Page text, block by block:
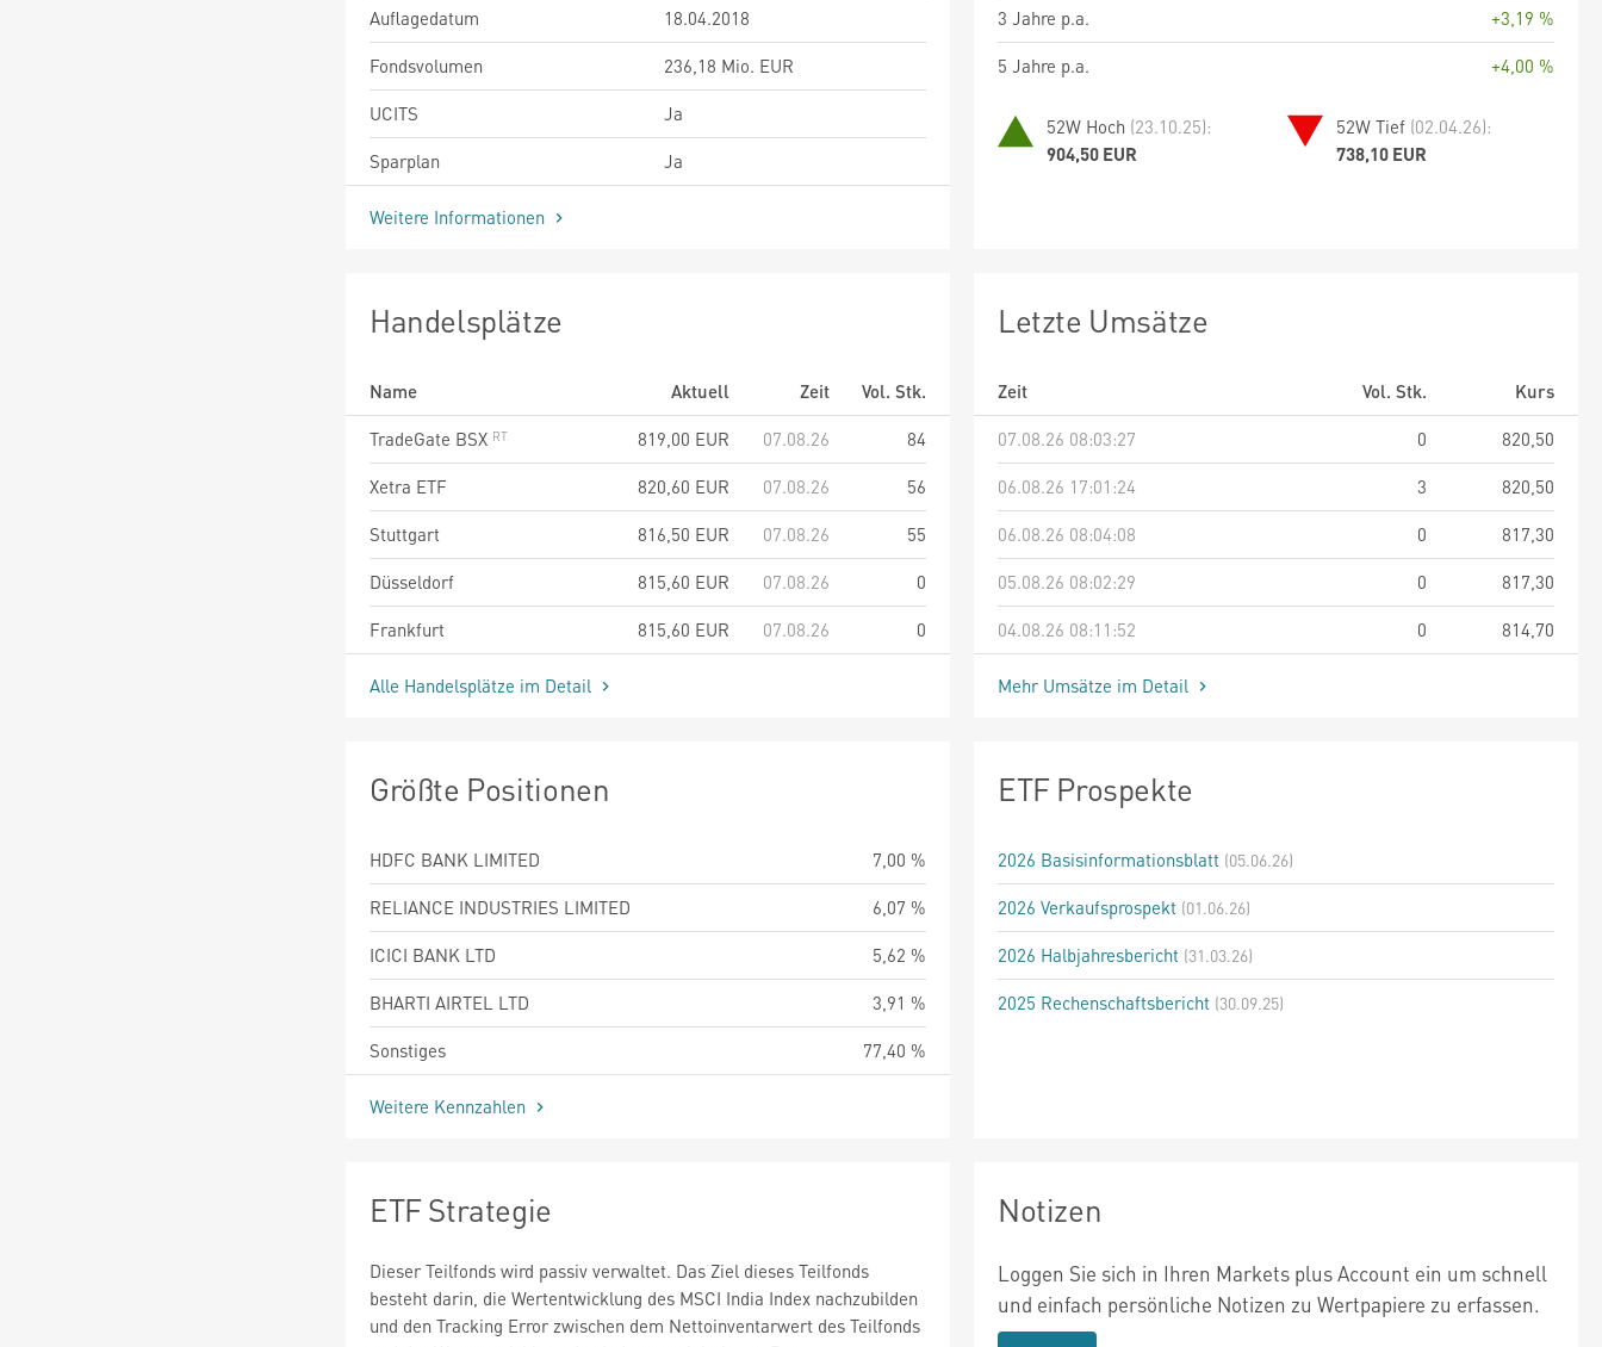
Auflagedatum
18.04.2018
Fondsvolumen
236,18 Mio. EUR
UCITS
Ja
Sparplan
Ja
Weitere Informationen
3 Jahre p.a.
+3,19 %
5 Jahre p.a.
+4,00 %
52W Hoch (23.10.25):
904,50 EUR
52W Tief (02.04.26):
738,10 EUR
Handelsplätze
Name Aktuell Zeit
Vol. Stk.
TradeGate BSX
819,00 EUR 07.08.26
84
Xetra ETF
820,60 EUR 07.08.26
56
Stuttgart
816,50 EUR 07.08.26
55
Düsseldorf
815,60 EUR 07.08.26
0
Frankfurt
815,60 EUR 07.08.26 0
Alle Handelsplätze im Detail
Letzte Umsätze
Zeit Vol. Stk.
Kurs
07.08.26 08:03:27
0
820,50
06.08.26 17:01:24
3
820,50
06.08.26 08:04:08
0
817,30
05.08.26 08:02:29
0
817,30
04.08.26 08:11:52
0 814,70
Mehr Umsätze im Detail
Größte Positionen
HDFC BANK LIMITED
7,00 %
RELIANCE INDUSTRIES LIMITED
6,07 %
ICICI BANK LTD
5,62 %
BHARTI AIRTEL LTD
3,91 %
Sonstiges
77,40 %
Weitere Kennzahlen
ETF Prospekte
2026 Basisinformationsblatt (05.06.26)
2026 Verkaufsprospekt (01.06.26)
2026 Halbjahresbericht (31.03.26)
2025 Rechenschaftsbericht (30.09.25)
ETF Strategie
Dieser Teilfonds wird passiv verwaltet. Das Ziel dieses Teilfonds
besteht darin, die Wertentwicklung des MSCI India Index nachzubilden
und den Tracking Error zwischen dem Nettoinventarwert des Teilfonds
Notizen
Loggen Sie sich in Ihren Markets plus Account ein um schnell
und einfach persönliche Notizen zu Wertpapiere zu erfassen.